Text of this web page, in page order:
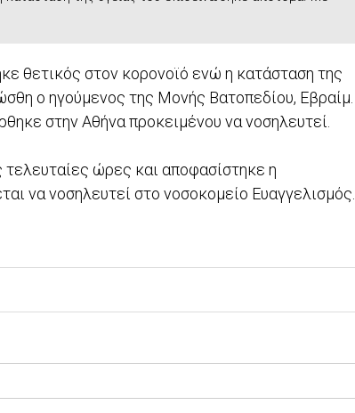
θετικός στον κορονοϊό ενώ η κατάσταση της
ο ηγούμενος της Μονής Βατοπεδίου, Εβραίμ.
στην Αθήνα προκειμένου να νοσηλευτεί.
ώρες και αποφασίστηκε η
να νοσηλευτεί στο νοσοκομείο Ευαγγελισμός.